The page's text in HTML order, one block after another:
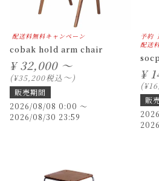
配送料無料キャンペーン
cobak hold arm chair
¥ 32,000 ～
¥35,200税込〜
販売期間
2026/08/08 0:00 〜
2026/08/30 23:59
予約
配送
¥
¥
販